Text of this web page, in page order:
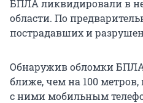
БПЛА ликвидировали в
области. По
пострадавших и
Обнаружив обломки
ближе, чем на 100 метров,
с ними мобильным